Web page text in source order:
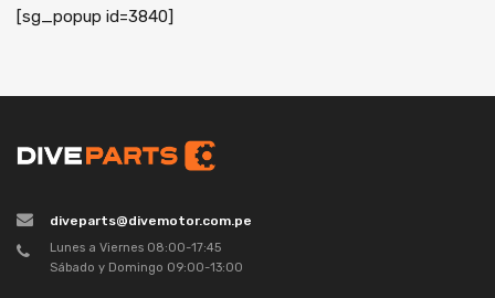
[sg_popup id=3840]
diveparts@divemotor.com.pe
Lunes a Viernes 08:00-17:45
Sábado y Domingo 09:00-13:00